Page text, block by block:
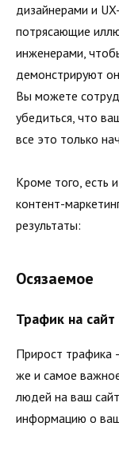
дизайнерами и
потрясающие
инженерами,
демонстрируют
Вы можете
убедиться, что
все это только
Кроме того, есть
контент-
результаты:
Осязаемое
Трафик на сайт
Прирост трафика
же и самое
людей на ваш
информацию о